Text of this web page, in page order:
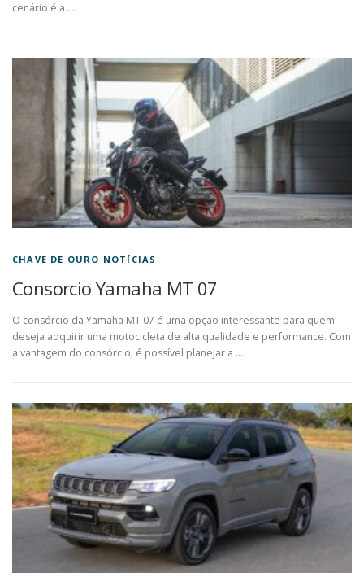
cenário é a …
CHAVE DE OURO NOTÍCIAS
Consorcio Yamaha MT 07
O consórcio da Yamaha MT 07 é uma opção interessante para quem
deseja adquirir uma motocicleta de alta qualidade e performance. Com
a vantagem do consórcio, é possível planejar a …